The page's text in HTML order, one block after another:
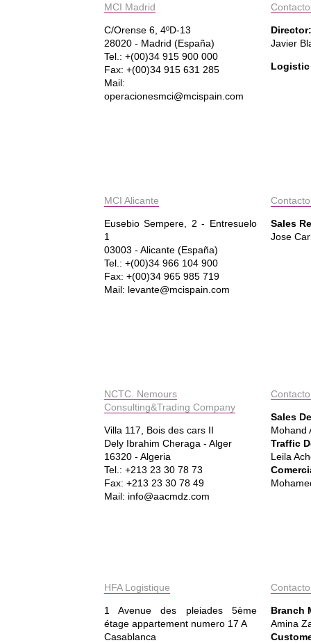
MCI Madrid
C/Orense 6, 4ºD-13
28020 - Madrid (España)
Tel.: +(00)34 915 900 000
Fax: +(00)34 915 631 285
Mail:
operacionesmci@mcispain.com
Director:
Javier
Logistic
MCI Alicante
Eusebio Sempere, 2 - Entresuelo
1
03003 - Alicante (España)
Tel.: +(00)34 966 104 900
Fax: +(00)34 965 985 719
Mail: levante@mcispain.com
Sales
Jose
NCTC. Nemours
Consulting&Trading Company
Villa 117, Bois des cars II
Dely Ibrahim Cheraga - Alger
16320 - Algeria
Tel.: +213 23 30 78 73
Fax: +213 23 30 78 49
Mail: info@aacmdz.com
Sales
Mohand
Traffic
Leila
HFA Logistique
1 Avenue des pleiades 5ème
étage appartement numero 17 A
Casablanca
Branch
Amina